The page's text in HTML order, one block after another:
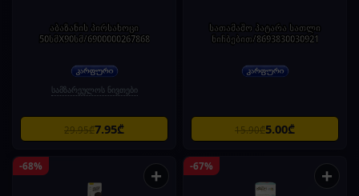
აბაზანის პირსახოცი
50სმX90სმ/6900000267868
სამზარეულოს ნივთები
29.95₾7.95₾
სათამაშო პატარა სათლი
ნიჩბებით/8693830030921
15.90₾5.00₾
-68% + -67% +